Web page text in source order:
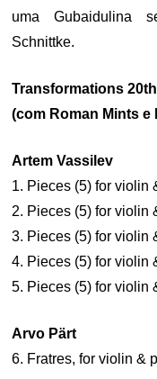
uma Gubaidulina
Schnittke.
Transformations
(com Roman Mints
Artem Vassilev
1. Pieces (5) for violin
2. Pieces (5) for violin
3. Pieces (5) for violin
4. Pieces (5) for violin
5. Pieces (5) for violin
Arvo Pärt
6. Fratres, for violin &